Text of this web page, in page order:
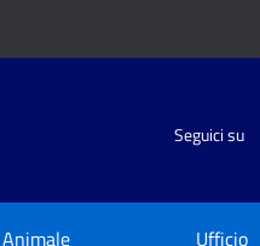
Seguici su
Animale
Ufficio